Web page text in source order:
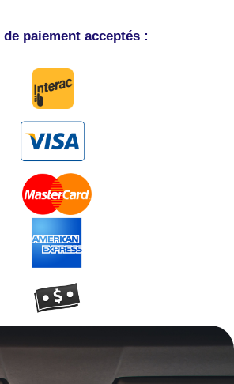
de paiement acceptés :